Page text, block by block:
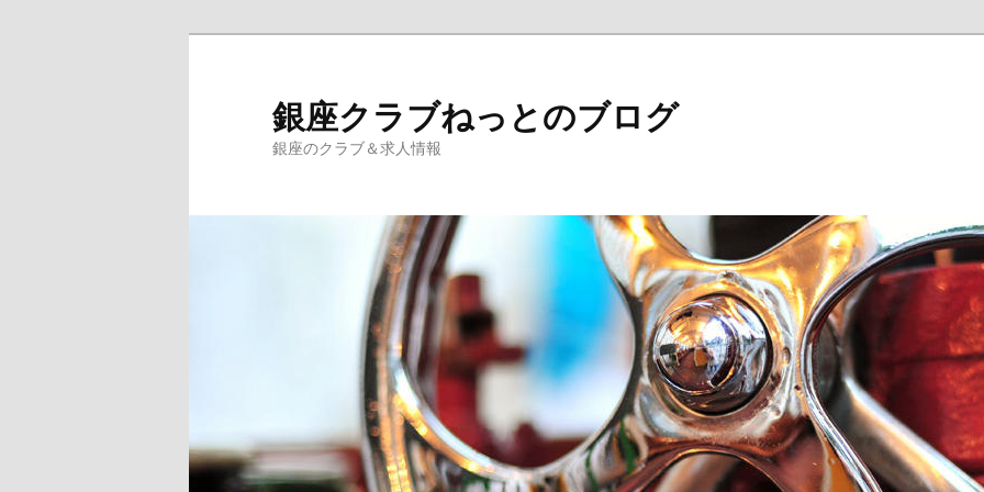
銀座クラブねっとのブログ
銀座のクラブ＆求人情報